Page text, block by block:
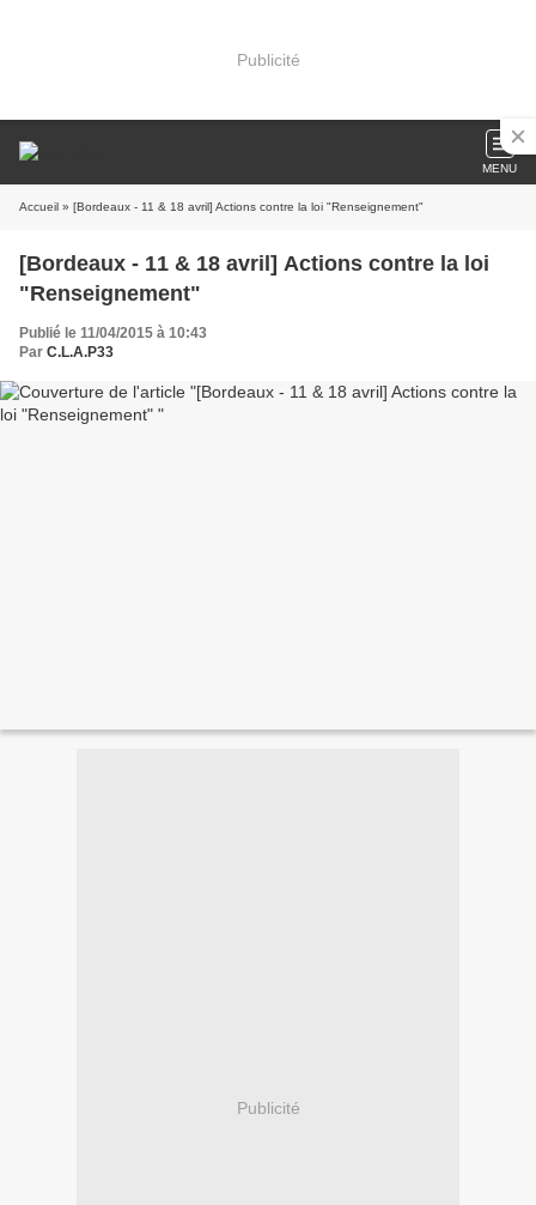
Publicité
MENU
Accueil » [Bordeaux - 11 & 18 avril] Actions contre la loi "Renseignement"
[Bordeaux - 11 & 18 avril] Actions contre la loi
"Renseignement"
Publié le 11/04/2015 à 10:43
Par C.L.A.P33
Publicité